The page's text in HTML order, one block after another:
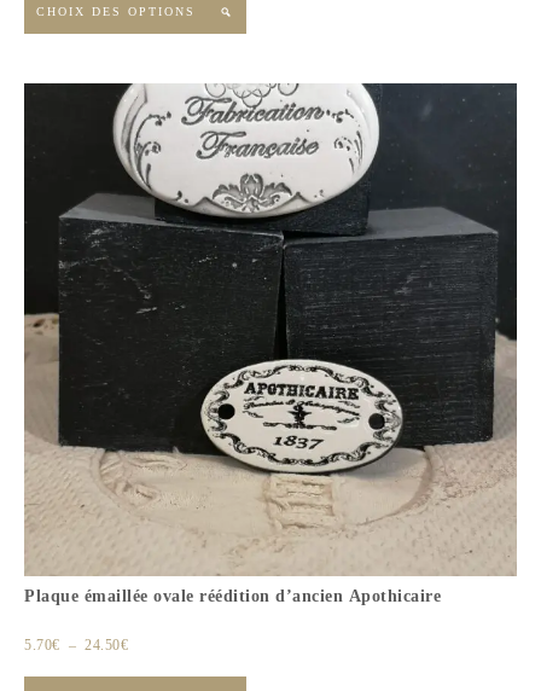
CHOIX DES OPTIONS 
Plaque émaillée ovale réédition d’ancien Apothicaire
5.70€ – 24.50€